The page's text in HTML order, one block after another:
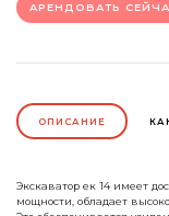
АРЕНДОВАТЬ
ОПИСАНИЕ
Экскаватор ек 14 имеет
мощности, обладает